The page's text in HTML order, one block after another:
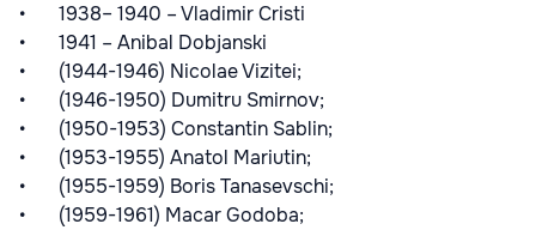
• 1938– 1940 – Vladimir Cristi
• 1941 – Anibal Dobjanski
• (1944-1946) Nicolae Vizitei;
• (1946-1950) Dumitru Smirnov;
• (1950-1953) Constantin Sablin;
• (1953-1955) Anatol Mariutin;
• (1955-1959) Boris Tanasevschi;
• (1959-1961) Macar Godoba;